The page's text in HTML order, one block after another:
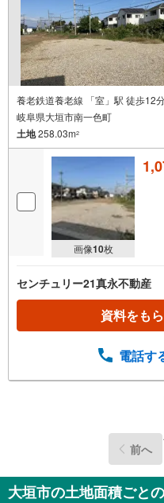
養老鉄道養老線 「室」駅 徒歩12
岐阜県大垣市南一色町
土地258.03m2
画像10枚
センチュリー21真永不動産
資料をも
電話す
前へ
大垣市の土地面積ごと